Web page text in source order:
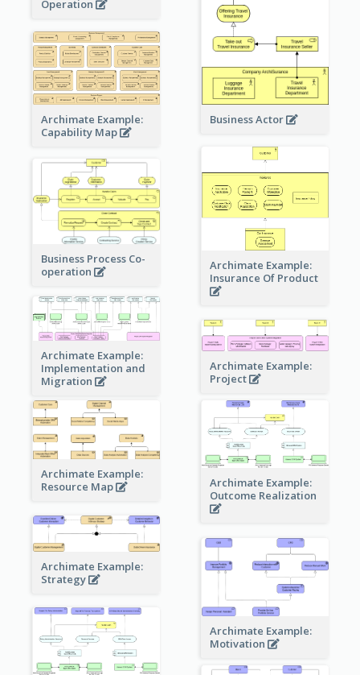
Operation
Business Actor
Archimate Example:
Capability Map
Archimate Example:
Insurance Of Product
Business Process Co-
operation
Archimate Example:
Implementation and
Migration
Archimate Example:
Project
Archimate Example:
Resource Map
Archimate Example:
Outcome Realization
Archimate Example:
Strategy
Archimate Example:
Motivation